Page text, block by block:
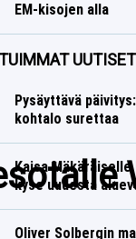
EM-kisojen alla
UUTISET
Pysäyttävä
kohtalo surettaa
Kaisa
kyse uudesta
Oliver Solbergin